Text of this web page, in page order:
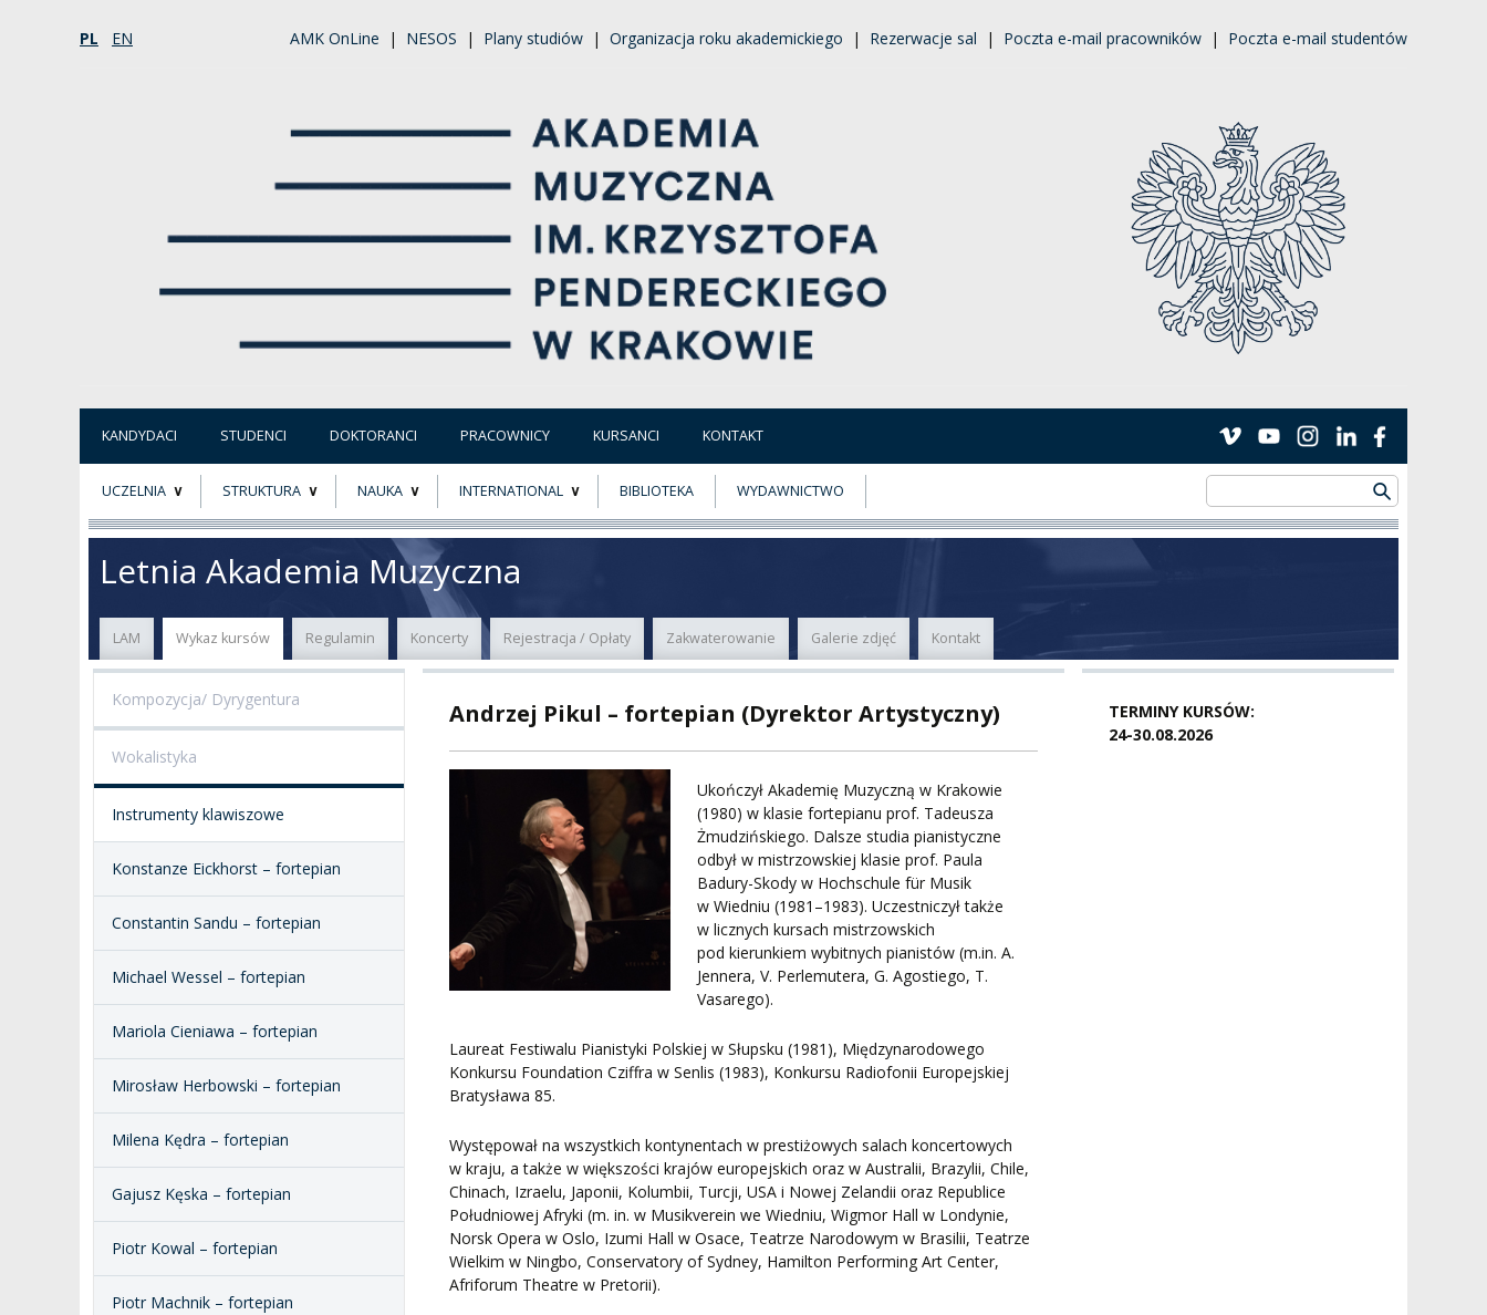
PL EN AMK OnLine | NESOS | Plany studiów | Organizacja roku akademickiego | Rezerwacje sal | Poczta e-mail pracowników | Poczta e-mail studentów
KANDYDACI STUDENCI DOKTORANCI PRACOWNICY KURSANCI KONTAKT
UCZELNIA
KADRA PEDAGOGICZNA
WYBORY
DOKTORATY HC
PROFESURY HONOROWE
EXCELLENCE IN TEACHING
MAGNUS IN DOCTRINA
ORKIESTRY AKADEMICKIE
I CHÓR AMKP
SALE KONCERTOWE
BRANDBOOK
STRUKTURA
WYDZIAŁY
JEDNOSTKI NAUKOWE
ZESPÓŁ DYDAKTYCZNY
SZKOŁA DOKTORSKA
STUDIA PODYPLOMOWE
ADMINISTRACJA
RZECZNICY
BIBLIOTEKA
PENDERECKI ACADEMY
PRESS
DOM STUDENCKI
NAUKA
PROJEKTY BADAWCZE
EWALUACJA
JAKOŚĆ KSZTAŁCENIA
NOSTRYFIKACJA
DYPLOMÓW
NOSTRYFIKACJA STOPNI
POSTĘPOWANIA
POTWIERDZANIE EFEKTÓW
DOKUMENTY PUBLICZNE
INTERNATIONAL
POWER
BIBLIOTEKA WYDAWNICTWO
Letnia Akademia Muzyczna
LAM Wykaz kursów Regulamin Koncerty Rejestracja / Opłaty Zakwaterowanie Galerie zdjęć Kontakt
Kompozycja/ Dyrygentura
Wokalistyka
Instrumenty klawiszowe
Konstanze Eickhorst – fortepian
Constantin Sandu – fortepian
Michael Wessel – fortepian
Mariola Cieniawa – fortepian
Mirosław Herbowski – fortepian
Milena Kędra – fortepian
Gajusz Kęska – fortepian
Piotr Kowal – fortepian
Piotr Machnik – fortepian
TERMINY KURSÓW:
24-30.08.2026
Andrzej Pikul – fortepian (Dyrektor Artystyczny)
Ukończył Akademię Muzyczną w Krakowie
(1980) w klasie fortepianu prof. Tadeusza
Żmudzińskiego. Dalsze studia pianistyczne
odbył w mistrzowskiej klasie prof. Paula
Badury-Skody w Hochschule für Musik
w Wiedniu (1981–1983). Uczestniczył także
w licznych kursach mistrzowskich
pod kierunkiem wybitnych pianistów (m.in. A.
Jennera, V. Perlemutera, G. Agostiego, T.
Vasarego).
Laureat Festiwalu Pianistyki Polskiej w Słupsku (1981), Międzynarodowego
Konkursu Foundation Cziffra w Senlis (1983), Konkursu Radiofonii Europejskiej
Bratysława 85.
Występował na wszystkich kontynentach w prestiżowych salach koncertowych
w kraju, a także w większości krajów europejskich oraz w Australii, Brazylii, Chile,
Chinach, Izraelu, Japonii, Kolumbii, Turcji, USA i Nowej Zelandii oraz Republice
Południowej Afryki (m. in. w Musikverein we Wiedniu, Wigmor Hall w Londynie,
Norsk Opera w Oslo, Izumi Hall w Osace, Teatrze Narodowym w Brasilii, Teatrze
Wielkim w Ningbo, Conservatory of Sydney, Hamilton Performing Art Center,
Afriforum Theatre w Pretorii).